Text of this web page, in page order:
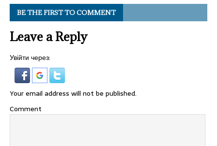
BE THE FIRST TO COMMENT
Leave a Reply
Увійти через:
Your email address will not be published.
Comment